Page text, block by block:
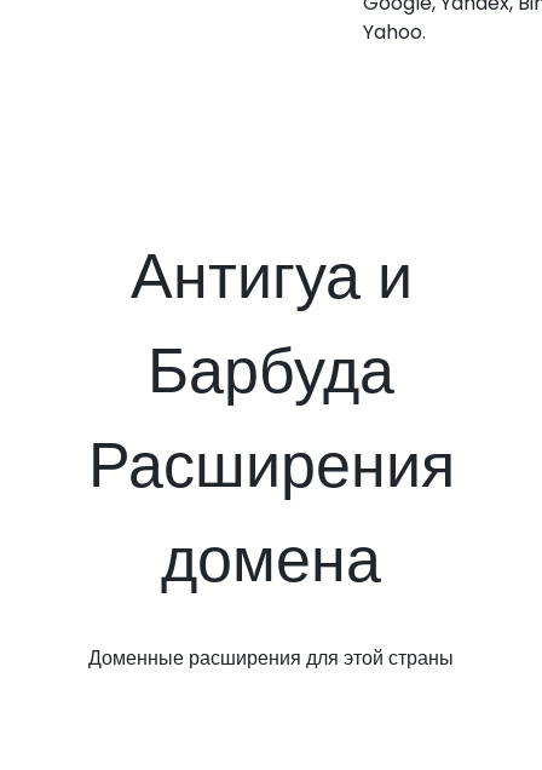
Yahoo.
Антигуа и
Барбуда
Расширения
домена
Доменные расширения для этой страны